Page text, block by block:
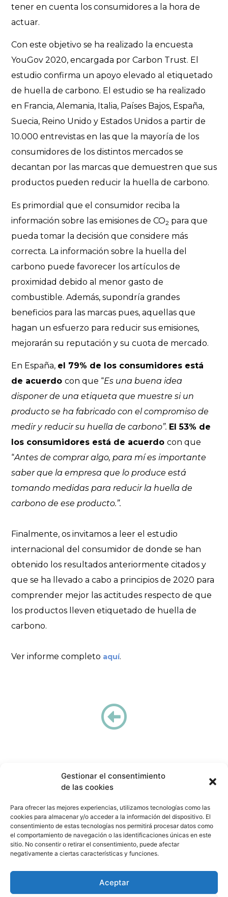
Gestionar el consentimiento
de las cookies
Para ofrecer las mejores experiencias, utilizamos tecnologías como las
cookies para almacenar y/o acceder a la información del dispositivo. El
consentimiento de estas tecnologías nos permitirá procesar datos como
el comportamiento de navegación o las identificaciones únicas en este
sitio. No consentir o retirar el consentimiento, puede afectar
negativamente a ciertas características y funciones.
Aceptar
tener en cuenta los consumidores a la hora de
actuar.
Con este objetivo se ha realizado la encuesta
YouGov 2020, encargada por Carbon Trust. El
estudio confirma un apoyo elevado al etiquetado
de huella de carbono. El estudio se ha realizado
en Francia, Alemania, Italia, Países Bajos, España,
Suecia, Reino Unido y Estados Unidos a partir de
10.000 entrevistas en las que la mayoría de los
consumidores de los distintos mercados se
decantan por las marcas que demuestren que sus
productos pueden reducir la huella de carbono.
Es primordial que el consumidor reciba la
información sobre las emisiones de CO2 para que
pueda tomar la decisión que considere más
correcta. La información sobre la huella del
carbono puede favorecer los artículos de
proximidad debido al menor gasto de
combustible. Además, supondría grandes
beneficios para las marcas pues, aquellas que
hagan un esfuerzo para reducir sus emisiones,
mejorarán su reputación y su cuota de mercado.
En España, el 79% de los consumidores está
de acuerdo con que “Es una buena idea
disponer de una etiqueta que muestre si un
producto se ha fabricado con el compromiso de
medir y reducir su huella de carbono”. El 53% de
los consumidores está de acuerdo con que
“Antes de comprar algo, para mí es importante
saber que la empresa que lo produce está
tomando medidas para reducir la huella de
carbono de ese producto.”.
Finalmente, os invitamos a leer el estudio
internacional del consumidor de donde se han
obtenido los resultados anteriormente citados y
que se ha llevado a cabo a principios de 2020 para
comprender mejor las actitudes respecto de que
los productos lleven etiquetado de huella de
carbono.
Ver informe completo aquí.
Cátedra COGERSA Economía Circular
catedracogersa@uniovi.es
CONTACTO AVISO LEGAL PRIVACIDAD DE DATOS